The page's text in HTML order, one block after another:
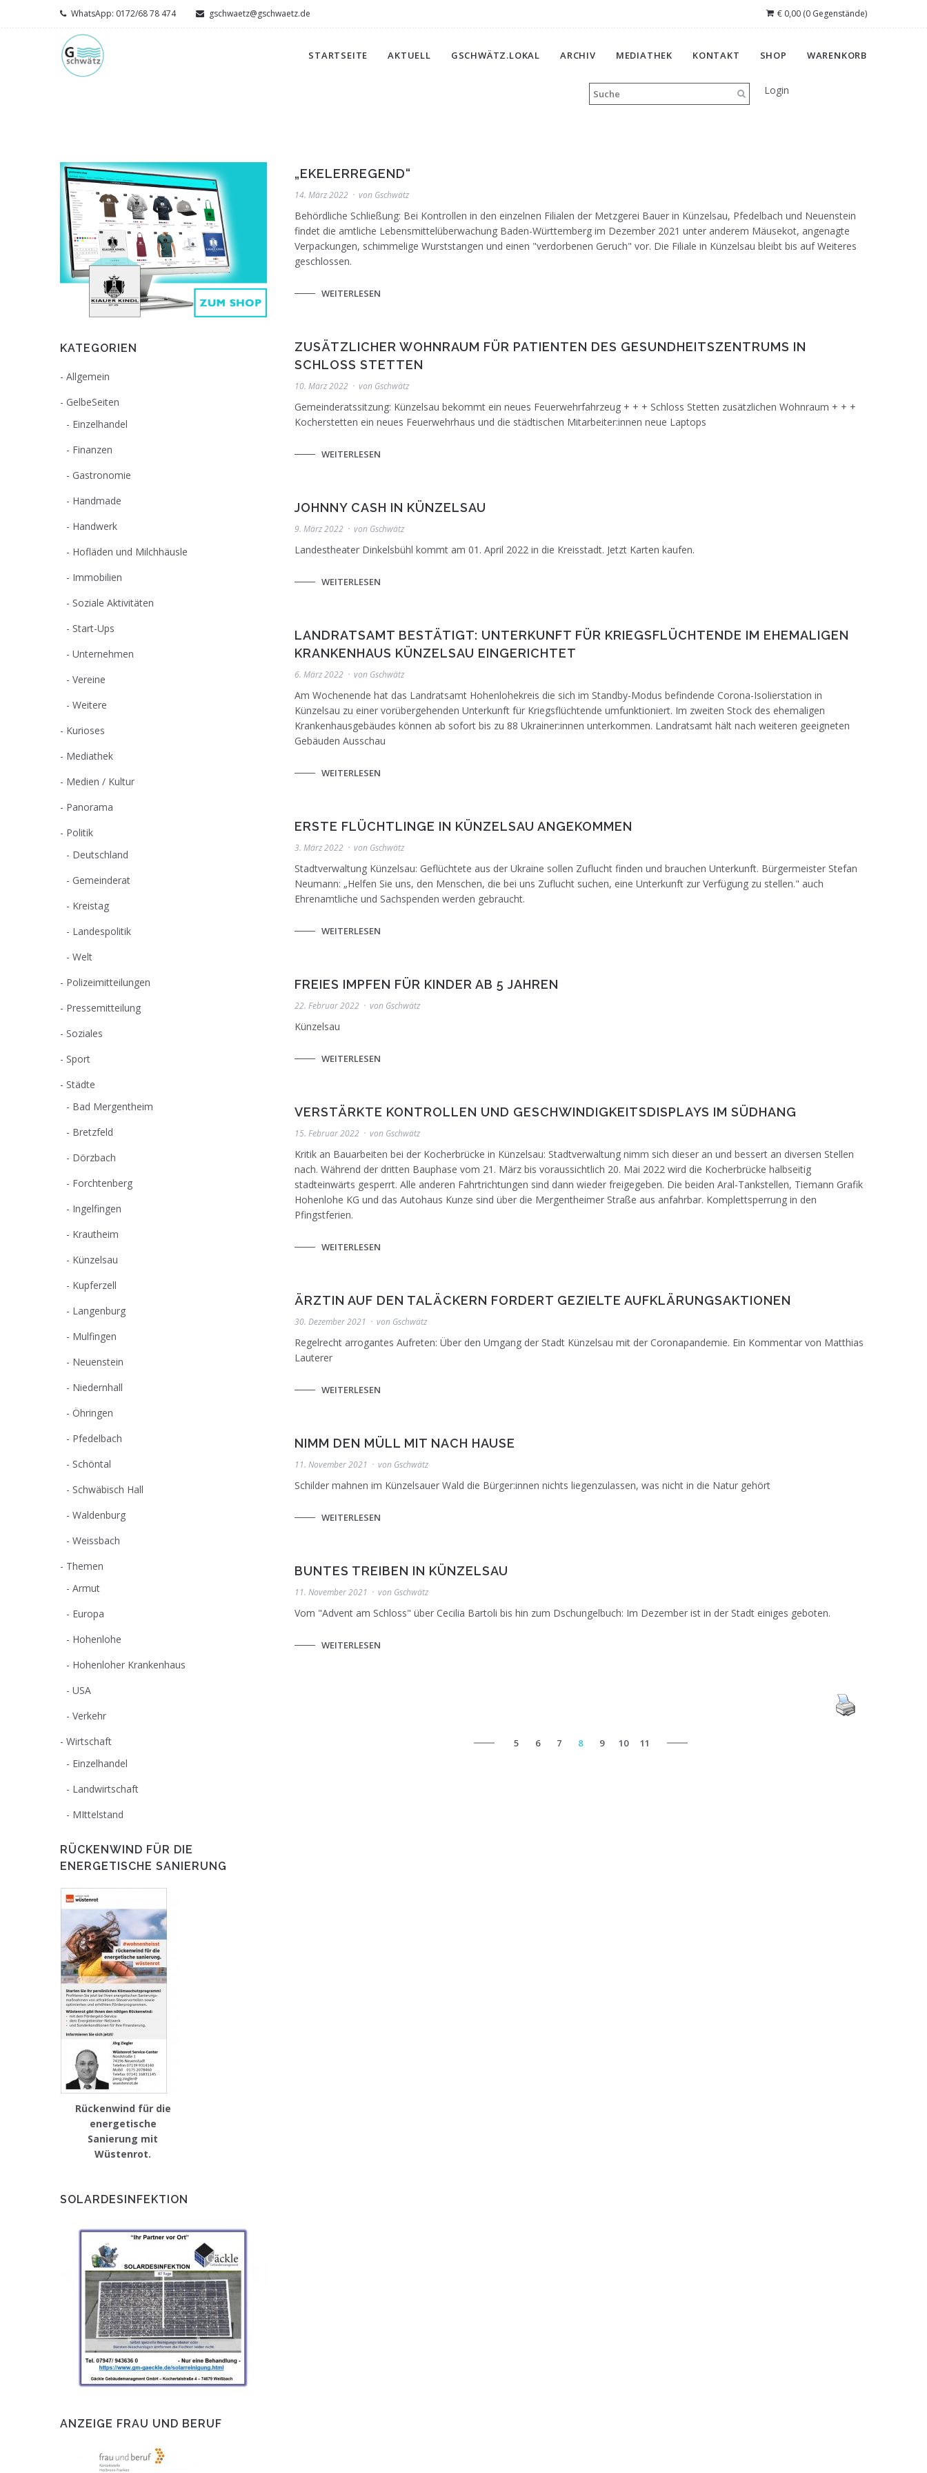
WhatsApp: 0172/68 78 474 gschwaetz@gschwaetz.de € 0,00 (0 Gegenstände)
STARTSEITE AKTUELL GSCHWÄTZ.LOKAL ARCHIV MEDIATHEK KONTAKT SHOP WARENKORB
Login
„EKELERREGEND“
14. März 2022 von Gschwätz
Behördliche Schließung: Bei Kontrollen in den einzelnen Filialen der Metzgerei Bauer in Künzelsau, Pfedelbach und Neuenstein
findet die amtliche Lebensmittelüberwachung Baden-Württemberg im Dezember 2021 unter anderem Mäusekot, angenagte
Verpackungen, schimmelige Wurststangen und einen "verdorbenen Geruch" vor. Die Filiale in Künzelsau bleibt bis auf Weiteres
geschlossen.
WEITERLESEN
ZUSÄTZLICHER WOHNRAUM FÜR PATIENTEN DES GESUNDHEITSZENTRUMS IN
SCHLOSS STETTEN
10. März 2022 von Gschwätz
Gemeinderatssitzung: Künzelsau bekommt ein neues Feuerwehrfahrzeug + + + Schloss Stetten zusätzlichen Wohnraum + + +
Kocherstetten ein neues Feuerwehrhaus und die städtischen Mitarbeiter:innen neue Laptops
WEITERLESEN
JOHNNY CASH IN KÜNZELSAU
9. März 2022 von Gschwätz
Landestheater Dinkelsbühl kommt am 01. April 2022 in die Kreisstadt. Jetzt Karten kaufen.
WEITERLESEN
LANDRATSAMT BESTÄTIGT: UNTERKUNFT FÜR KRIEGSFLÜCHTENDE IM EHEMALIGEN
KRANKENHAUS KÜNZELSAU EINGERICHTET
6. März 2022 von Gschwätz
Am Wochenende hat das Landratsamt Hohenlohekreis die sich im Standby-Modus befindende Corona-Isolierstation in
Künzelsau zu einer vorübergehenden Unterkunft für Kriegsflüchtende umfunktioniert. Im zweiten Stock des ehemaligen
Krankenhausgebäudes können ab sofort bis zu 88 Ukrainer:innen unterkommen. Landratsamt hält nach weiteren geeigneten
Gebäuden Ausschau
WEITERLESEN
Symbolfoto. Hier zu sehen: Flüchtlinge aus der Ukraine bei der Ankunft im polnischen
ERSTE FLÜCHTLINGE IN KÜNZELSAU ANGEKOMMEN
3. März 2022 von Gschwätz
Stadtverwaltung Künzelsau: Geflüchtete aus der Ukraine sollen Zuflucht finden und brauchen Unterkunft. Bürgermeister Stefan
Neumann: „Helfen Sie uns, den Menschen, die bei uns Zuflucht suchen, eine Unterkunft zur Verfügung zu stellen." auch
Ehrenamtliche und Sachspenden werden gebraucht.
WEITERLESEN
FREIES IMPFEN FÜR KINDER AB 5 JAHREN
22. Februar 2022 von Gschwätz
Künzelsau
WEITERLESEN
Die Kocherbrücke ist stadtauswärts bis voraussichtlich 18. März 2022 gesperrt. Foto:
VERSTÄRKTE KONTROLLEN UND GESCHWINDIGKEITSDISPLAYS IM SÜDHANG
15. Februar 2022 von Gschwätz
Kritik an Bauarbeiten bei der Kocherbrücke in Künzelsau: Stadtverwaltung nimm sich dieser an und bessert an diversen Stellen
nach. Während der dritten Bauphase vom 21. März bis voraussichtlich 20. Mai 2022 wird die Kocherbrücke halbseitig
stadteinwärts gesperrt. Alle anderen Fahrtrichtungen sind dann wieder freigegeben. Die beiden Aral-Tankstellen, Tiemann Grafik
Hohenlohe KG und das Autohaus Kunze sind über die Mergentheimer Straße aus anfahrbar. Komplettsperrung in den
Pfingstferien.
WEITERLESEN
ÄRZTIN AUF DEN TALÄCKERN FORDERT GEZIELTE AUFKLÄRUNGSAKTIONEN
30. Dezember 2021 von Gschwätz
Regelrecht arrogantes Aufreten: Über den Umgang der Stadt Künzelsau mit der Coronapandemie. Ein Kommentar von Matthias
Lauterer
WEITERLESEN
Philippiak, Leo Hornung, Maler des Schild-Motives, Maria Würth und Bürgermeister
NIMM DEN MÜLL MIT NACH HAUSE
11. November 2021 von Gschwätz
Schilder mahnen im Künzelsauer Wald die Bürger:innen nichts liegenzulassen, was nicht in die Natur gehört
WEITERLESEN
In diesem Jahr findet in Künzelsau wieder der "Advent am Schloss" statt. Foto:
BUNTES TREIBEN IN KÜNZELSAU
11. November 2021 von Gschwätz
Vom "Advent am Schloss" über Cecilia Bartoli bis hin zum Dschungelbuch: Im Dezember ist in der Stadt einiges geboten.
WEITERLESEN
5 6 7 8 9 10 11
KATEGORIEN
Allgemein
GelbeSeiten
Einzelhandel
Finanzen
Gastronomie
Handmade
Handwerk
Hofläden und Milchhäusle
Immobilien
Soziale Aktivitäten
Start-Ups
Unternehmen
Vereine
Weitere
Kurioses
Mediathek
Medien / Kultur
Panorama
Politik
Deutschland
Gemeinderat
Kreistag
Landespolitik
Welt
Polizeimitteilungen
Pressemitteilung
Soziales
Sport
Städte
Bad Mergentheim
Bretzfeld
Dörzbach
Forchtenberg
Ingelfingen
Krautheim
Künzelsau
Kupferzell
Langenburg
Mulfingen
Neuenstein
Niedernhall
Öhringen
Pfedelbach
Schöntal
Schwäbisch Hall
Waldenburg
Weissbach
Themen
Armut
Europa
Hohenlohe
Hohenloher Krankenhaus
USA
Verkehr
Wirtschaft
Einzelhandel
Landwirtschaft
MIttelstand
RÜCKENWIND FÜR DIE
ENERGETISCHE SANIERUNG
Rückenwind für die
energetische
Sanierung mit
Wüstenrot.
SOLARDESINFEKTION
ANZEIGE FRAU UND BERUF